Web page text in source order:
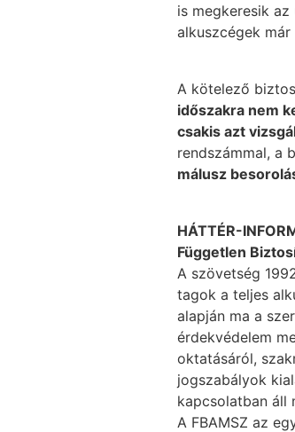
is megkeresik
alkuszcégek
A kötelező
időszakra nem
csakis azt
rendszámmal, a
málusz
HÁTTÉR-
Független
A szövetség
tagok a teljes
alapján ma a
érdekvédelem
oktatásáról,
jogszabályok
kapcsolatban áll
A FBAMSZ az